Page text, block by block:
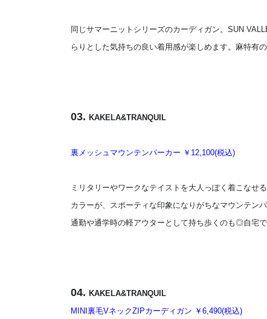
同じサマーニットシリーズのカーディガン。SUN
らりとした気持ちの良い着用感が楽しめます。麻特有
03. KAKELA&TRANQUIL
裏メッシュマウンテンパーカー ￥12,100(税込)
ミリタリーやワークなテイストを大人っぽく着こなせ
カラーが、スポーティな印象になりがちなマウンテン
通勤や通学時の軽アウターとして持ち歩くのも◎自宅で
04. KAKELA&TRANQUIL
MINI裏毛VネックZIPカーディガン ￥6,490(税込)